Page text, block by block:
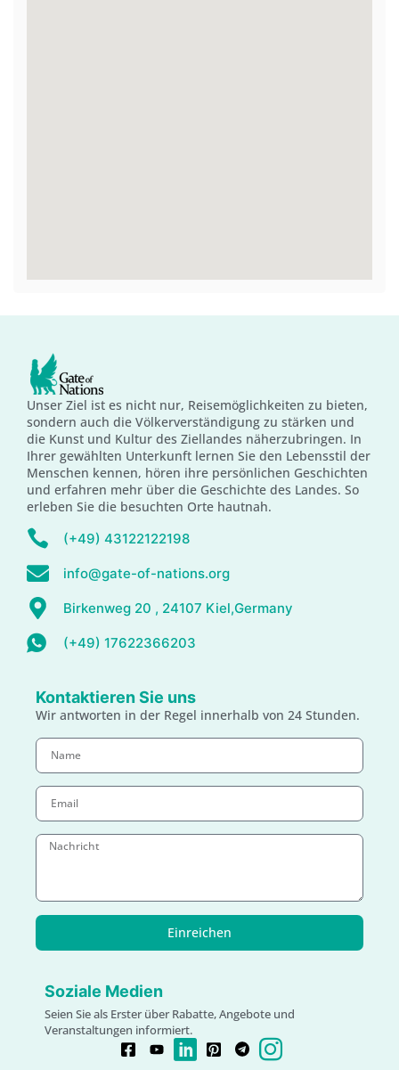
Unser Ziel ist es nicht nur, Reisemöglichkeiten zu bieten,
sondern auch die Völkerverständigung zu stärken und
die Kunst und Kultur des Ziellandes näherzubringen. In
Ihrer gewählten Unterkunft lernen Sie den Lebensstil der
Menschen kennen, hören ihre persönlichen Geschichten
und erfahren mehr über die Geschichte des Landes. So
erleben Sie die besuchten Orte hautnah.
(+49) 43122122198
info@gate-of-nations.org
Birkenweg 20 , 24107 Kiel,Germany
(+49) 17622366203
Kontaktieren Sie uns
Wir antworten in der Regel innerhalb von 24 Stunden.
Einreichen
Soziale Medien
Seien Sie als Erster über Rabatte, Angebote und
Veranstaltungen informiert.